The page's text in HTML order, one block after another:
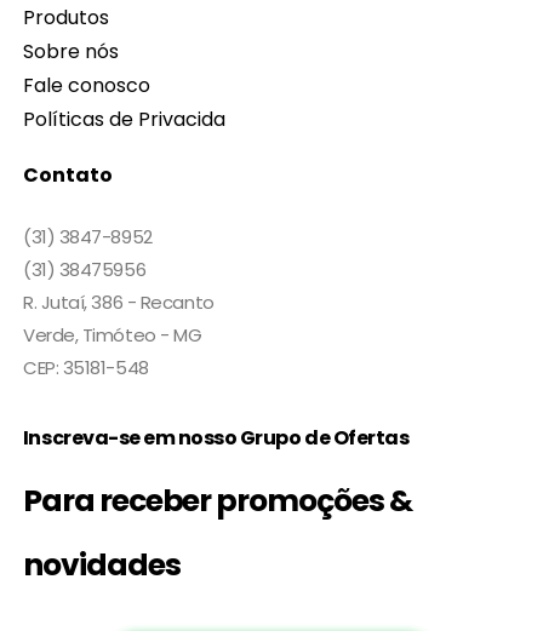
Produtos
Sobre nós
Fale conosco
Políticas de Privacida
Contato
(31) 3847-8952
(31) 38475956
R. Jutaí, 386 - Recanto
Verde, Timóteo - MG
CEP: 35181-548
Inscreva-se em nosso Grupo de Ofertas
Para receber promoções &
novidades